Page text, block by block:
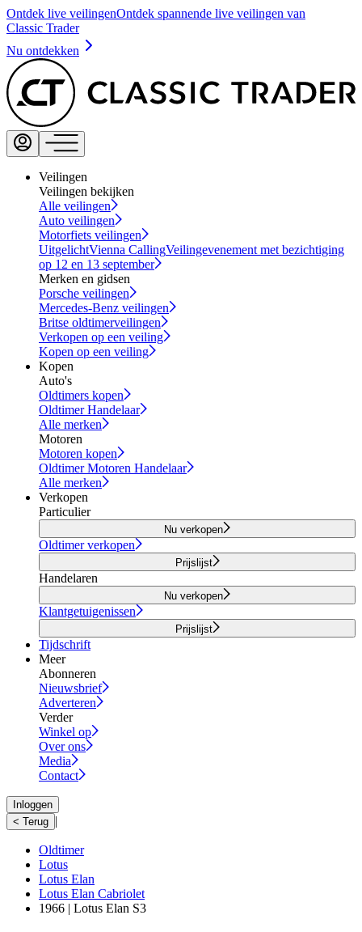
Ontdek live veilingenOntdek spannende live veilingen van
Classic Trader
Nu ontdekken
Veilingen
Veilingen bekijken
Alle veilingen
Auto veilingen
Motorfiets veilingen
UitgelichtVienna CallingVeilingevenement met bezichtiging
op 12 en 13 september
Merken en gidsen
Porsche veilingen
Mercedes-Benz veilingen
Britse oldtimerveilingen
Verkopen op een veiling
Kopen op een veiling
Kopen
Auto's
Oldtimers kopen
Oldtimer Handelaar
Alle merken
Motoren
Motoren kopen
Oldtimer Motoren Handelaar
Alle merken
Verkopen
Particulier
Nu verkopen
Oldtimer verkopen
Prijslijst
Handelaren
Nu verkopen
Klantgetuigenissen
Prijslijst
Tijdschrift
Meer
Abonneren
Nieuwsbrief
Adverteren
Verder
Winkel op
Over ons
Media
Contact
Inloggen
< Terug |
Oldtimer
Lotus
Lotus Elan
Lotus Elan Cabriolet
1966 | Lotus Elan S3